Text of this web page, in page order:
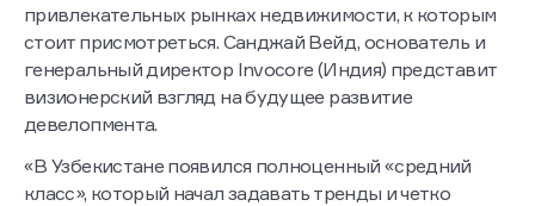
привлекательных рынках недвижимости, к которым
стоит присмотреться. Санджай Вейд, основатель и
генеральный директор Invocore (Индия) представит
визионерский взгляд на будущее развитие
девелопмента.
«В Узбекистане появился полноценный «средний
класс», который начал задавать тренды и четко